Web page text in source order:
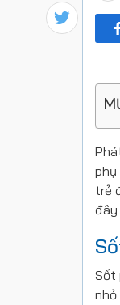
phụ
trẻ
đây
Sốt